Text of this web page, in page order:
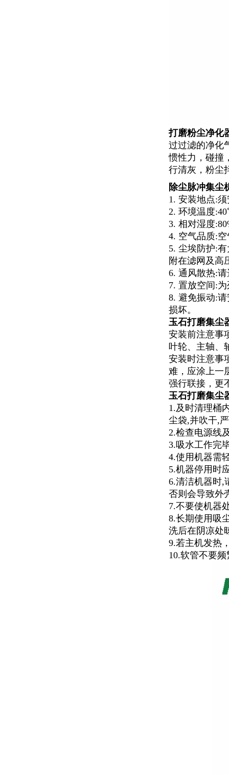
打磨粉尘净化
过过滤的净化
惯性力，碰撞
行清灰，粉尘
除尘脉冲集尘
1. 安装地点:
2. 环境温度
3. 相对湿度
4. 空气品质:
5. 尘埃防护:
附在滤网及高
6. 通风散热:
7. 置放空间:
8. 避免振动:
损坏。
玉石打磨集尘
安装前注意事
叶轮、主轴、
安装时注意事
难，应涂上一
强行联接，更
玉石打磨集尘
1.及时清理桶
尘袋,并吹干,
2.检查电源线
3.吸水工作完
4.使用机器需
5.机器停用时
6.清洁机器时,
否则会导致外
7.不要使机器
8.长期使用吸
洗后在阴凉处
9.若主机发热
10.软管不要